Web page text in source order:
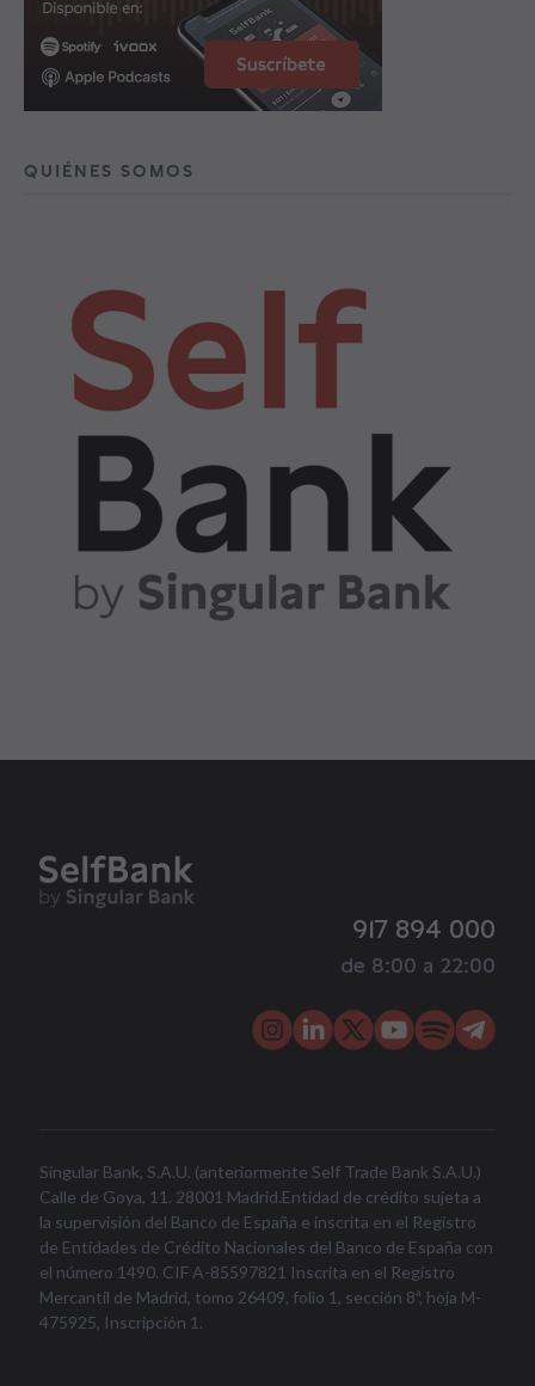
QUIÉNES SOMOS
917 894 000
de 8:00 a 22:00
Singular Bank, S.A.U. (anteriormente Self Trade Bank S.A.U.)
Calle de Goya, 11. 28001 Madrid.Entidad de crédito sujeta a
la supervisión del Banco de España e inscrita en el Registro
de Entidades de Crédito Nacionales del Banco de España con
el número 1490. CIF A-85597821 Inscrita en el Registro
Mercantil de Madrid, tomo 26409, folio 1, sección 8ª, hoja M-
475925, Inscripción 1.